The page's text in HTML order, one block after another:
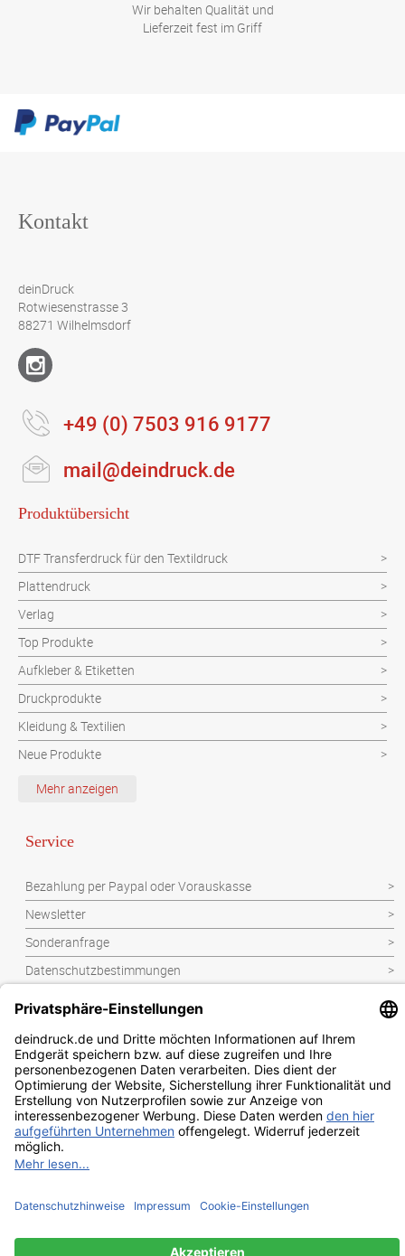
Wir behalten Qualität und
Lieferzeit fest im Griff
Kontakt
deinDruck
Rotwiesenstrasse 3
88271 Wilhelmsdorf
+49 (0) 7503 916 9177
mail@deindruck.de
Produktübersicht
DTF Transferdruck für den Textildruck
Plattendruck
Verlag
Top Produkte
Aufkleber & Etiketten
Druckprodukte
Kleidung & Textilien
Neue Produkte
Schutzvorrichtung
Werbeartikel
Mehr anzeigen
Service
Bezahlung per Paypal oder Vorauskasse
Newsletter
Sonderanfrage
Datenschutzbestimmungen
Impressum
AGB
2026 |